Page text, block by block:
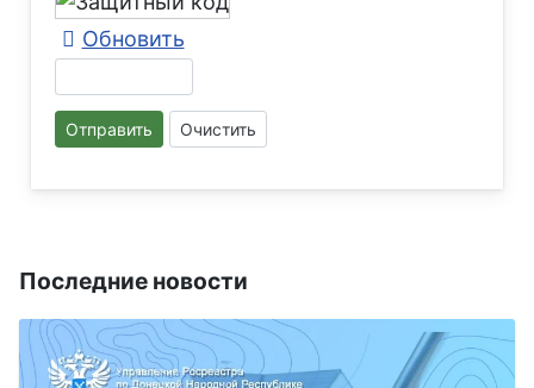
Обновить
Отправить Очистить
Последние новости